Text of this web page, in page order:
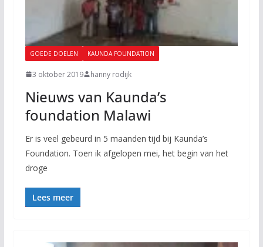
GOEDE DOELEN KAUNDA FOUNDATION
3 oktober 2019 hanny rodijk
Nieuws van Kaunda’s
foundation Malawi
Er is veel gebeurd in 5 maanden tijd bij Kaunda’s
Foundation. Toen ik afgelopen mei, het begin van het
droge
Lees meer